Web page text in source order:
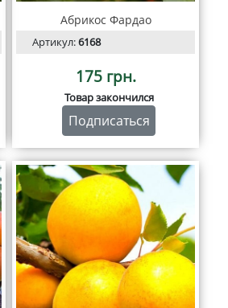
Абрикос Фардао
Артикул:6168
175 грн.
Товар закончился
Подписаться